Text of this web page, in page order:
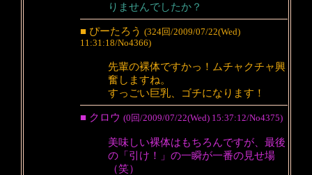
りませんでしたか？
■ ぴーたろう (324回/2009/07/22(Wed)
11:31:18/No4366)
先輩の裸体ですかっ！ムチャクチャ興
奮しますね。
すっごい巨乳、ゴチになります！
■ クロウ (0回/2009/07/22(Wed) 15:37:12/No4375)
美味しい裸体はもちろんですが、最後
の「引け！」の一瞬が一番の見せ場
（笑）